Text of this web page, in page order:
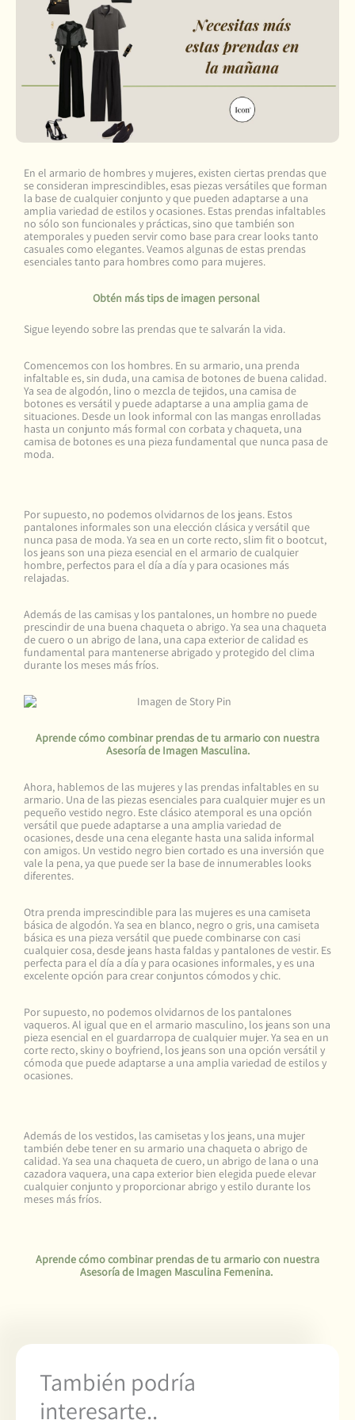
En el armario de hombres y mujeres, existen ciertas prendas que
se consideran imprescindibles, esas piezas versátiles que forman
la base de cualquier conjunto y que pueden adaptarse a una
amplia variedad de estilos y ocasiones. Estas prendas infaltables
no sólo son funcionales y prácticas, sino que también son
atemporales y pueden servir como base para crear looks tanto
casuales como elegantes. Veamos algunas de estas prendas
esenciales tanto para hombres como para mujeres.
Obtén más tips de imagen personal
Sigue leyendo sobre las prendas que te salvarán la vida.
Comencemos con los hombres. En su armario, una prenda
infaltable es, sin duda, una camisa de botones de buena calidad.
Ya sea de algodón, lino o mezcla de tejidos, una camisa de
botones es versátil y puede adaptarse a una amplia gama de
situaciones. Desde un look informal con las mangas enrolladas
hasta un conjunto más formal con corbata y chaqueta, una
camisa de botones es una pieza fundamental que nunca pasa de
moda.
Por supuesto, no podemos olvidarnos de los jeans. Estos
pantalones informales son una elección clásica y versátil que
nunca pasa de moda. Ya sea en un corte recto, slim fit o bootcut,
los jeans son una pieza esencial en el armario de cualquier
hombre, perfectos para el día a día y para ocasiones más
relajadas.
Además de las camisas y los pantalones, un hombre no puede
prescindir de una buena chaqueta o abrigo. Ya sea una chaqueta
de cuero o un abrigo de lana, una capa exterior de calidad es
fundamental para mantenerse abrigado y protegido del clima
durante los meses más fríos.
Aprende cómo combinar prendas de tu armario con nuestra
Asesoría de Imagen Masculina.
Ahora, hablemos de las mujeres y las prendas infaltables en su
armario. Una de las piezas esenciales para cualquier mujer es un
pequeño vestido negro. Este clásico atemporal es una opción
versátil que puede adaptarse a una amplia variedad de
ocasiones, desde una cena elegante hasta una salida informal
con amigos. Un vestido negro bien cortado es una inversión que
vale la pena, ya que puede ser la base de innumerables looks
diferentes.
Otra prenda imprescindible para las mujeres es una camiseta
básica de algodón. Ya sea en blanco, negro o gris, una camiseta
básica es una pieza versátil que puede combinarse con casi
cualquier cosa, desde jeans hasta faldas y pantalones de vestir. Es
perfecta para el día a día y para ocasiones informales, y es una
excelente opción para crear conjuntos cómodos y chic.
Por supuesto, no podemos olvidarnos de los pantalones
vaqueros. Al igual que en el armario masculino, los jeans son una
pieza esencial en el guardarropa de cualquier mujer. Ya sea en un
corte recto, skiny o boyfriend, los jeans son una opción versátil y
cómoda que puede adaptarse a una amplia variedad de estilos y
ocasiones.
Además de los vestidos, las camisetas y los jeans, una mujer
también debe tener en su armario una chaqueta o abrigo de
calidad. Ya sea una chaqueta de cuero, un abrigo de lana o una
cazadora vaquera, una capa exterior bien elegida puede elevar
cualquier conjunto y proporcionar abrigo y estilo durante los
meses más fríos.
Aprende cómo combinar prendas de tu armario con nuestra
Asesoría de Imagen Masculina Femenina.
También podría
interesarte..